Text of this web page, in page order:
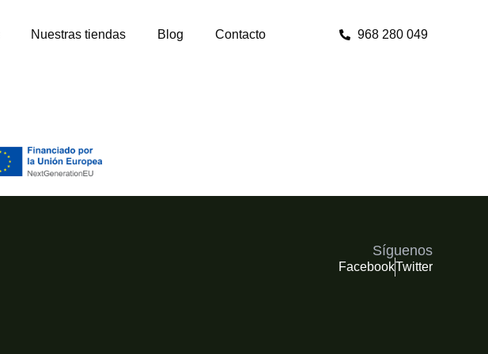
Nuestras tiendas Blog Contacto 968 280 049
Síguenos
FacebookTwitter